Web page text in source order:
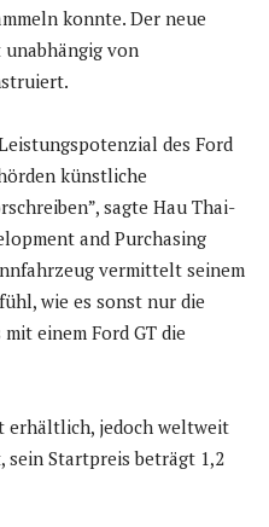
konnte. Der neue
von
des Ford
künstliche
sagte Hau Thai-
and Purchasing
vermittelt seinem
wie es sonst nur die
einem Ford GT die
erhältlich, jedoch weltweit
Startpreis beträgt 1,2